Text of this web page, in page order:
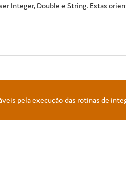
Integer, Double e String. Estas
pela execução das rotinas de